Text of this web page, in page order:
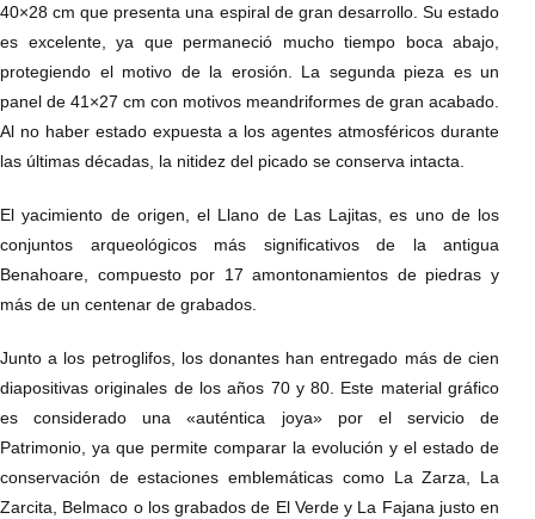
40×28 cm que presenta una espiral de gran desarrollo. Su estado
es excelente, ya que permaneció mucho tiempo boca abajo,
protegiendo el motivo de la erosión. La segunda pieza es un
panel de 41×27 cm con motivos meandriformes de gran acabado.
Al no haber estado expuesta a los agentes atmosféricos durante
las últimas décadas, la nitidez del picado se conserva intacta.
El yacimiento de origen, el Llano de Las Lajitas, es uno de los
conjuntos arqueológicos más significativos de la antigua
Benahoare, compuesto por 17 amontonamientos de piedras y
más de un centenar de grabados.
Junto a los petroglifos, los donantes han entregado más de cien
diapositivas originales de los años 70 y 80. Este material gráfico
es considerado una «auténtica joya» por el servicio de
Patrimonio, ya que permite comparar la evolución y el estado de
conservación de estaciones emblemáticas como La Zarza, La
Zarcita, Belmaco o los grabados de El Verde y La Fajana justo en